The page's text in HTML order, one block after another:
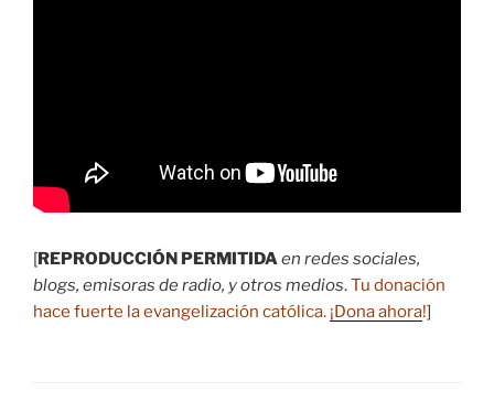
[REPRODUCCIÓN PERMITIDAen redes sociales,
blogs, emisoras de radio, y otros medios.Tu donación
hace fuerte la evangelización católica. ¡Dona ahora!]